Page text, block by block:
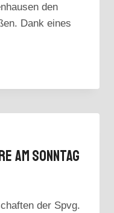
den
Dank eines
Am Sonntag
der Spvg.